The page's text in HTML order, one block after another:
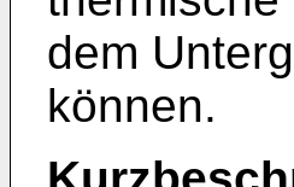
dem
können.